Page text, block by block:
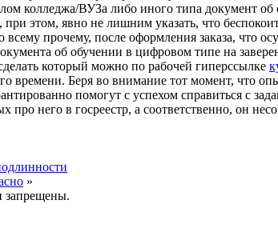
колледжа/ВУЗа либо иного типа документ об
этом, явно не лишним указать, что
прочему, после оформления заказа, что
об обучении в цифровом типе на
который можно по рабочей гиперссылке
времени. Беря во внимание тот момент, что
помогут с успехом справиться с
про него в госреестр, а соответственно, он
»
запрещены.